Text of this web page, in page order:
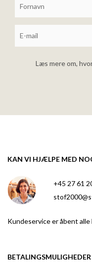
Læs mere om,
KAN VI HJÆLPE MED
+45 27 61
Kundeservice er åbent
BETALINGSMULIGHEDER